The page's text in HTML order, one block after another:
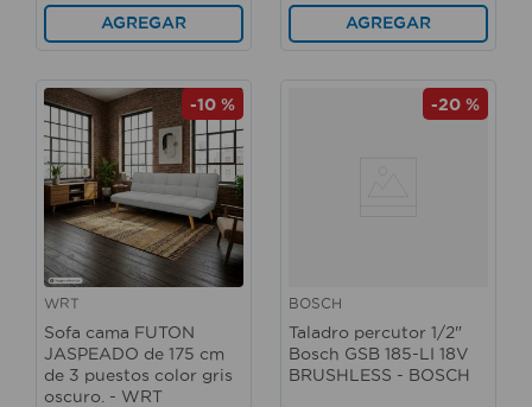
AGREGAR AGREGAR
-10 %
WRT
Sofa cama FUTON
JASPEADO de 175 cm
de 3 puestos color gris
oscuro. - WRT
-20 %
BOSCH
Taladro percutor 1/2"
Bosch GSB 185-LI 18V
BRUSHLESS - BOSCH